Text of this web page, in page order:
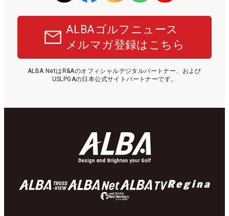
ALBAゴルフニュース
メルマガ登録はこちら
ALBA NetはR&Aのオフィシャルデジタルパートナー、および
USLPGAの日本公式サイトパートナーです。